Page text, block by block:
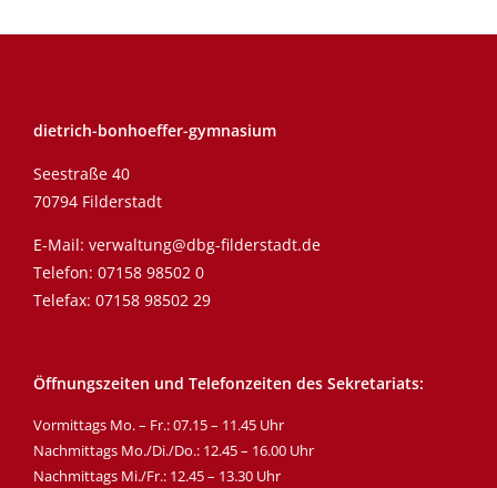
dietrich-bonhoeffer-gymnasium
Seestraße 40
70794 Filderstadt
E-Mail: verwaltung@dbg-filderstadt.de
Telefon: 07158 98502 0
Telefax: 07158 98502 29
Öffnungszeiten und Telefonzeiten des Sekretariats:
Vormittags Mo. – Fr.: 07.15 – 11.45 Uhr
Nachmittags Mo./Di./Do.: 12.45 – 16.00 Uhr
Nachmittags Mi./Fr.: 12.45 – 13.30 Uhr